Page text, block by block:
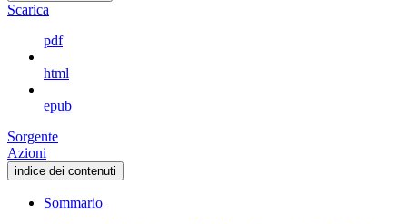
Scarica
pdf
html
epub
Sorgente
Azioni
indice dei contenuti
Sommario